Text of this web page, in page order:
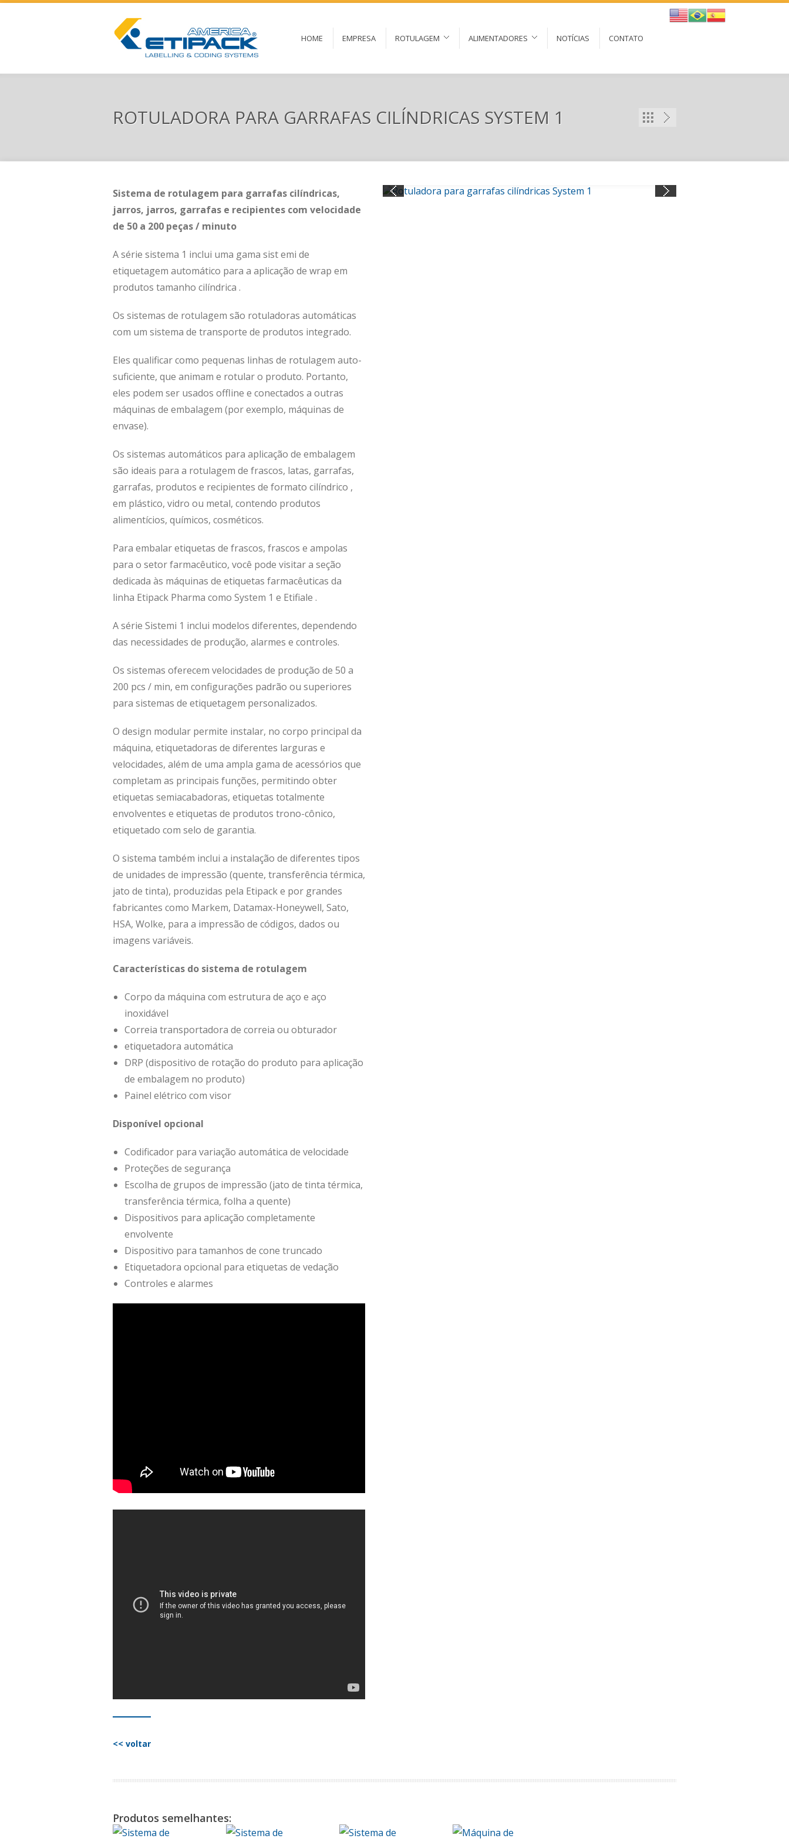
HOME EMPRESA ROTULAGEM ALIMENTADORES NOTÍCIAS CONTATO
ROTULADORA PARA GARRAFAS CILÍNDRICAS SYSTEM 1
Sistema de rotulagem para garrafas cilíndricas,
jarros, jarros, garrafas e recipientes com velocidade
de 50 a 200 peças / minuto
A série sistema 1 inclui uma gama sist emi de
etiquetagem automático para a aplicação de wrap em
produtos tamanho cilíndrica .
Os sistemas de rotulagem são rotuladoras automáticas
com um sistema de transporte de produtos integrado.
Eles qualificar como pequenas linhas de rotulagem auto-
suficiente, que animam e rotular o produto. Portanto,
eles podem ser usados ​​offline e conectados a outras
máquinas de embalagem (por exemplo, máquinas de
envase).
Os sistemas automáticos para aplicação de embalagem
são ideais para a rotulagem de frascos, latas, garrafas,
garrafas, produtos e recipientes de formato cilíndrico ,
em plástico, vidro ou metal, contendo produtos
alimentícios, químicos, cosméticos.
Para embalar etiquetas de frascos, frascos e ampolas
para o setor farmacêutico, você pode visitar a seção
dedicada às máquinas de etiquetas farmacêuticas da
linha Etipack Pharma como System 1 e Etifiale .
A série Sistemi 1 inclui modelos diferentes, dependendo
das necessidades de produção, alarmes e controles.
Os sistemas oferecem velocidades de produção de 50 a
200 pcs / min, em configurações padrão ou superiores
para sistemas de etiquetagem personalizados.
O design modular permite instalar, no corpo principal da
máquina, etiquetadoras de diferentes larguras e
velocidades, além de uma ampla gama de acessórios que
completam as principais funções, permitindo obter
etiquetas semiacabadoras, etiquetas totalmente
envolventes e etiquetas de produtos trono-cônico,
etiquetado com selo de garantia.
O sistema também inclui a instalação de diferentes tipos
de unidades de impressão (quente, transferência térmica,
jato de tinta), produzidas pela Etipack e por grandes
fabricantes como Markem, Datamax-Honeywell, Sato,
HSA, Wolke, para a impressão de códigos, dados ou
imagens variáveis.
Características do sistema de rotulagem
Corpo da máquina com estrutura de aço e aço
inoxidável
Correia transportadora de correia ou obturador
etiquetadora automática
DRP (dispositivo de rotação do produto para aplicação
de embalagem no produto)
Painel elétrico com visor
Disponível opcional
Codificador para variação automática de velocidade
Proteções de segurança
Escolha de grupos de impressão (jato de tinta térmica,
transferência térmica, folha a quente)
Dispositivos para aplicação completamente
envolvente
Dispositivo para tamanhos de cone truncado
Etiquetadora opcional para etiquetas de vedação
Controles e alarmes
<< voltar
Produtos semelhantes: